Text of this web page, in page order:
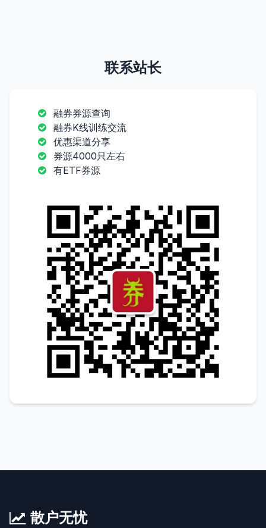
联系站长
融券券源查询
融券K线训练交流
优惠渠道分享
券源4000只左右
有ETF券源
散户无忧